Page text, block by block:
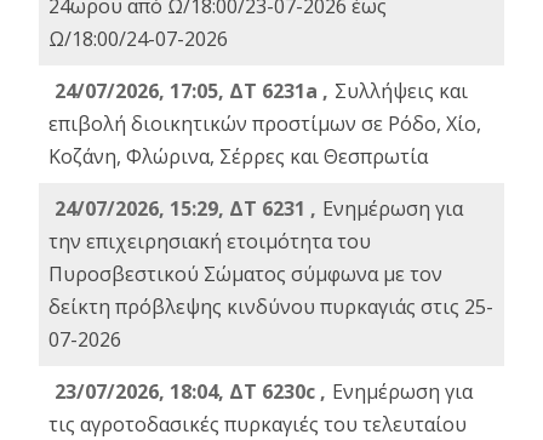
24ωρου από Ω/18:00/23-07-2026 έως
Ω/18:00/24-07-2026
24/07/2026, 17:05, ΔΤ 6231a , Συλλήψεις και
επιβολή διοικητικών προστίμων σε Ρόδο, Χίο,
Κοζάνη, Φλώρινα, Σέρρες και Θεσπρωτία
24/07/2026, 15:29, ΔΤ 6231 , Ενημέρωση για
την επιχειρησιακή ετοιμότητα του
Πυροσβεστικού Σώματος σύμφωνα με τον
δείκτη πρόβλεψης κινδύνου πυρκαγιάς στις 25-
07-2026
23/07/2026, 18:04, ΔΤ 6230c , Ενημέρωση για
τις αγροτοδασικές πυρκαγιές του τελευταίου